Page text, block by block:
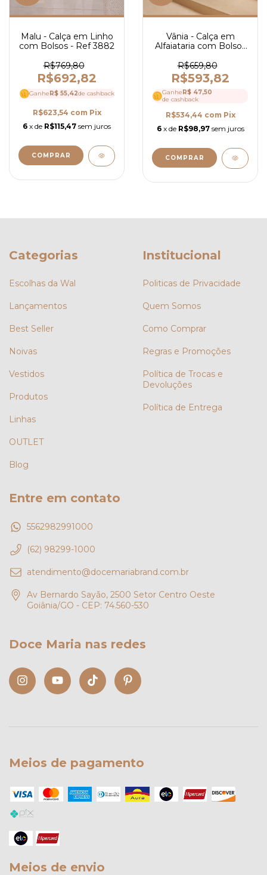
Malu - Calça em Linho
com Bolsos - Ref 3882
R$769,80
R$692,82
GanheR$ 55,42de cashback
R$623,54 com Pix
6 x de R$115,47 sem juros
COMPRAR
Vânia - Calça em
Alfaiataria com Bolsos
R$659,80
R$593,82
GanheR$ 47,50
de cashback
R$534,44 com Pix
6 x de R$98,97 sem juros
COMPRAR
Categorias
Escolhas da Wal
Lançamentos
Best Seller
Noivas
Vestidos
Produtos
Linhas
OUTLET
Blog
Institucional
Politicas de Privacidade
Quem Somos
Como Comprar
Regras e Promoções
Política de Trocas e
Devoluções
Política de Entrega
Entre em contato
5562982991000
(62) 98299-1000
atendimento@docemariabrand.com.br
Av Bernardo Sayão, 2500 Setor Centro Oeste
Goiânia/GO - CEP: 74.560-530
Doce Maria nas redes
Meios de pagamento
Meios de envio